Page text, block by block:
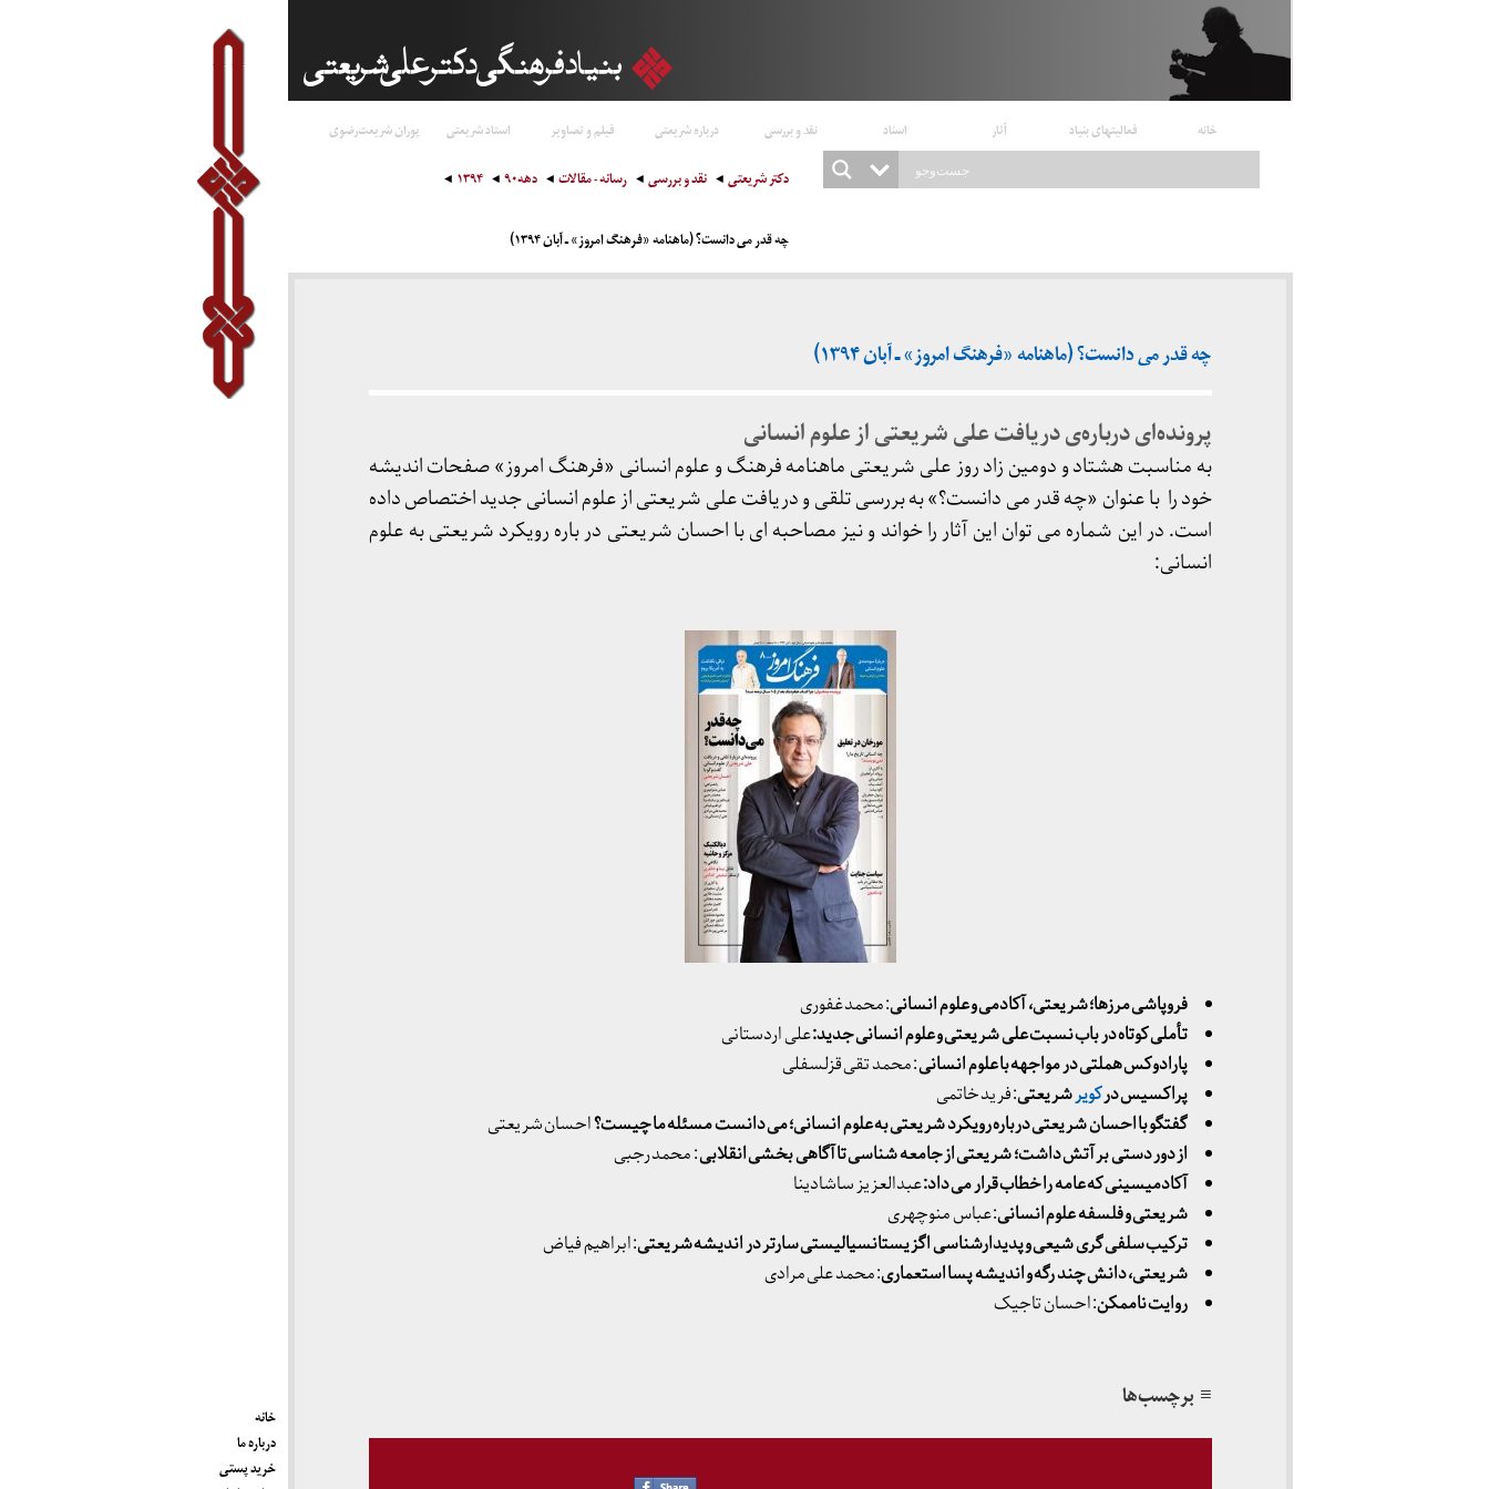
خانه فعالیتهای بنیاد آثار اسناد نقد و بررسی درباره شریعتی فیلم و تصاویر استاد شریعتی پوران شریعت‌رضوی
دکتر شریعتی نقد و بررسی رسانه - مقالات دهه۹۰ ۱۳۹۴
چه قدر می دانست؟ (ماهنامه «فرهنگ امروز» ـ آبان ۱۳۹۴)
چه قدر می دانست؟ (ماهنامه «فرهنگ امروز» ـ آبان ۱۳۹۴)
پرونده‌ای درباره‌ی دریافت علی شریعتی از علوم انسانی
به مناسبت هشتاد و دومین زاد روز علی شریعتی ماهنامه فرهنگ و علوم انسانی «فرهنگ امروز» صفحات اندیشه
خود را با عنوان «چه قدر می دانست؟» به بررسی تلقی و دریافت علی شریعتی از علوم انسانی جدید اختصاص داده
است. در این شماره می توان این آثار را خواند و نیز مصاحبه ای با احسان شریعتی در باره رویکرد شریعتی به علوم
انسانی:
فروپاشی مرزها؛ شریعتی، آکادمی و علوم انسانی: محمد غفوری
تأملی کوتاه در باب نسبت علی شریعتی و علوم انسانی جدید:علی اردستانی
پارادوکس هملتی در مواجهه با علوم انسانی: محمد تقی قزلسفلی
پراکسیس درکویرشریعتی: فرید خاتمی
گفتگو با احسان شریعتی درباره رویکرد شریعتی به علوم انسانی؛ می دانست مسئله ما چیست؟احسان شریعتی
از دور دستی بر آتش داشت؛ شریعتی از جامعه شناسی تا آگاهی بخشی انقلابی: محمد رجبی
آکادمیسینی که عامه را خطاب قرار می داد:عبدالعزیز ساشادینا
شریعتی و فلسفه علوم انسانی: عباس منوچهری
ترکیب سلفی گری شیعی و پدیدارشناسی اگزیستانسیالیستی سارتر در اندیشه شریعتی: ابراهیم فیاض
شریعتی، دانش چند رگه و اندیشه پسا استعماری: محمد علی مرادی
روایت ناممکن: احسان تاجیک
≡ برچسب‌ها
خانه
درباره ما
خرید پستی